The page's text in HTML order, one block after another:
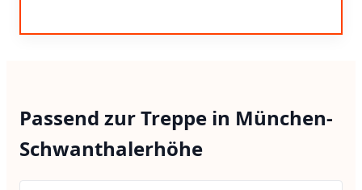
Passend zur Treppe in München-
Schwanthalerhöhe